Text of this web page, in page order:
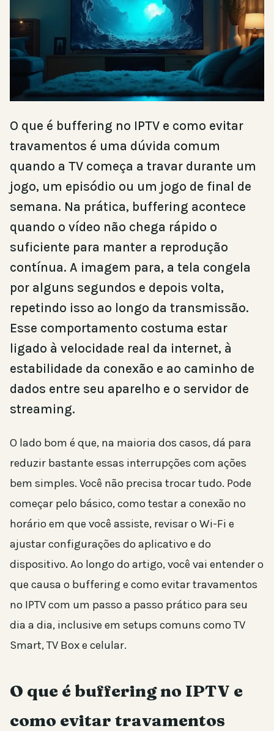
O que é buffering no IPTV e como evitar
travamentos é uma dúvida comum
quando a TV começa a travar durante um
jogo, um episódio ou um jogo de final de
semana. Na prática, buffering acontece
quando o vídeo não chega rápido o
suficiente para manter a reprodução
contínua. A imagem para, a tela congela
por alguns segundos e depois volta,
repetindo isso ao longo da transmissão.
Esse comportamento costuma estar
ligado à velocidade real da internet, à
estabilidade da conexão e ao caminho de
dados entre seu aparelho e o servidor de
streaming.
O lado bom é que, na maioria dos casos, dá para
reduzir bastante essas interrupções com ações
bem simples. Você não precisa trocar tudo. Pode
começar pelo básico, como testar a conexão no
horário em que você assiste, revisar o Wi-Fi e
ajustar configurações do aplicativo e do
dispositivo. Ao longo do artigo, você vai entender o
que causa o buffering e como evitar travamentos
no IPTV com um passo a passo prático para seu
dia a dia, inclusive em setups comuns como TV
Smart, TV Box e celular.
O que é buffering no IPTV e
como evitar travamentos